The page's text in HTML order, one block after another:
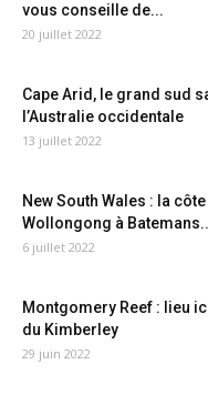
vous conseille de...
20 juillet 2022
Cape Arid, le grand sud
l’Australie occidentale
13 juillet 2022
New South Wales : la
Wollongong à
6 juillet 2022
Montgomery Reef : lieu
du Kimberley
29 juin 2022